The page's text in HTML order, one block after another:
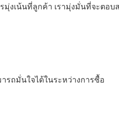
งเน้นที่ลูกค้า เรามุ่งมั่นที่จะตอบ
รถมั่นใจได้ในระหว่างการซื้อ